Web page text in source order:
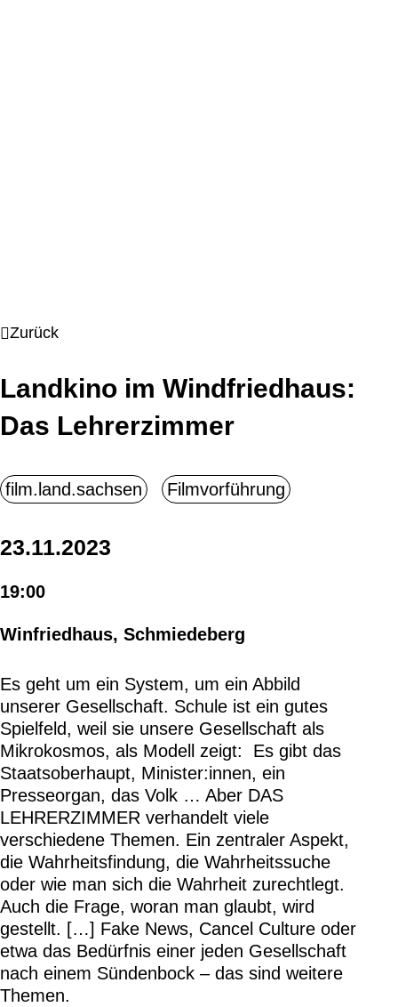
Zurück
Landkino im Windfriedhaus:
Das Lehrerzimmer
23.11.2023
19:00
Winfriedhaus, Schmiedeberg
Es geht um ein System, um ein Abbild
unserer Gesellschaft. Schule ist ein gutes
Spielfeld, weil sie unsere Gesellschaft als
Mikrokosmos, als Modell zeigt: Es gibt das
Staatsoberhaupt, Minister:innen, ein
Presseorgan, das Volk … Aber DAS
LEHRERZIMMER verhandelt viele
verschiedene Themen. Ein zentraler Aspekt,
die Wahrheitsfindung, die Wahrheitssuche
oder wie man sich die Wahrheit zurechtlegt.
Auch die Frage, woran man glaubt, wird
gestellt. […] Fake News, Cancel Culture oder
etwa das Bedürfnis einer jeden Gesellschaft
nach einem Sündenbock – das sind weitere
Themen.